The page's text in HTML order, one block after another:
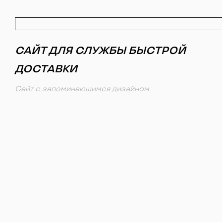
САЙТ ДЛЯ СЛУЖБЫ БЫСТРОЙ
ДОСТАВКИ
Сайт с запоминающимся дизайном